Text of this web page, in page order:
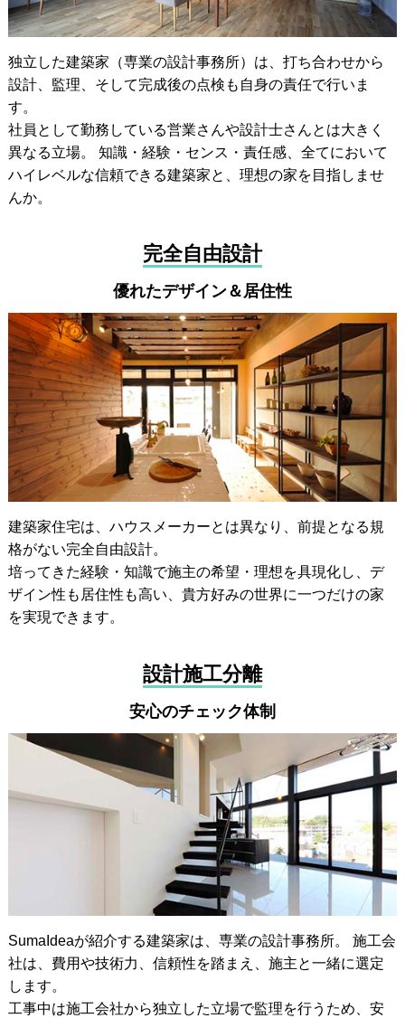
独立した建築家（専業の設計事務所）は、打ち合わせから
設計、監理、そして完成後の点検も自身の責任で行いま
す。
社員として勤務している営業さんや設計士さんとは大きく
異なる立場。 知識・経験・センス・責任感、全てにおいて
ハイレベルな信頼できる建築家と、理想の家を目指しませ
んか。
完全自由設計
優れたデザイン＆居住性
建築家住宅は、ハウスメーカーとは異なり、前提となる規
格がない完全自由設計。
培ってきた経験・知識で施主の希望・理想を具現化し、デ
ザイン性も居住性も高い、貴方好みの世界に一つだけの家
を実現できます。
設計施工分離
安心のチェック体制
SumaIdeaが紹介する建築家は、専業の設計事務所。 施工会
社は、費用や技術力、信頼性を踏まえ、施主と一緒に選定
します。
工事中は施工会社から独立した立場で監理を行うため、安